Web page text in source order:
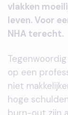
vlakken
leven. Voor
NHA terecht.
op een
niet
hoge